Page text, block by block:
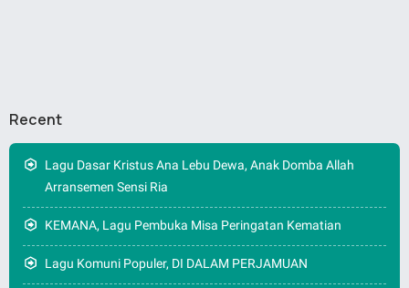
Recent
Lagu Dasar Kristus Ana Lebu Dewa, Anak Domba Allah
Arransemen Sensi Ria
KEMANA, Lagu Pembuka Misa Peringatan Kematian
Lagu Komuni Populer, DI DALAM PERJAMUAN